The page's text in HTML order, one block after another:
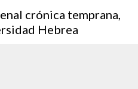
crónica temprana,
Hebrea